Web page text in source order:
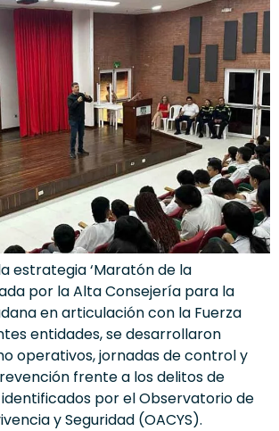
estrategia ‘Maratón de la
por la Alta Consejería para la
en articulación con la Fuerza
entidades, se desarrollaron
operativos, jornadas de control y
frente a los delitos de
por el Observatorio de
y Seguridad (OACYS).